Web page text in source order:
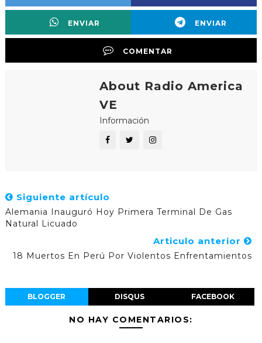
ENVIAR ENVIAR
COMENTAR
About Radio America
VE
Información
Siguiente artículo
Alemania Inauguró Hoy Primera Terminal De Gas
Natural Licuado
Articulo anterior
18 Muertos En Perú Por Violentos Enfrentamientos
BLOGGER DISQUS FACEBOOK
NO HAY COMENTARIOS: